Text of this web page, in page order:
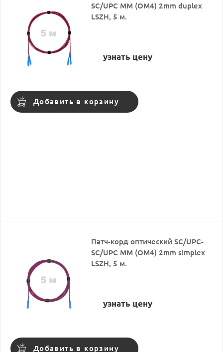
SC/UPC MM (OM4) 2mm duplex
LSZH, 5 м.
узнать цену
Добавить в корзину
Патч-корд оптический SC/UPC-
SC/UPC MM (OM4) 2mm simplex
LSZH, 5 м.
узнать цену
Добавить в корзину